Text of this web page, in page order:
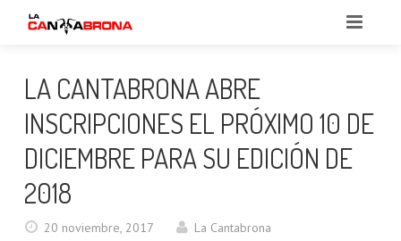
SERVICIOS
NOTICIAS
INFORMACIÓN
LA CANTABRONA ABRE
INSCRIPCIONES EL PRÓXIMO 10 DE
DICIEMBRE PARA SU EDICIÓN DE
2018
20 noviembre, 2017
La Cantabrona